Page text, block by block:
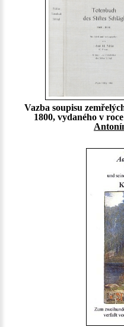
Vazba soupisu
1800, vydaného v